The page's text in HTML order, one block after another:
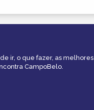
ir, o que fazer, as melhores
CampoBelo.